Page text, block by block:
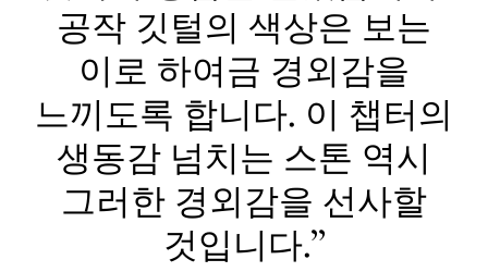
공작 깃털의 색상은 보는
이로 하여금 경외감을
느끼도록 합니다. 이 챕터의
생동감 넘치는 스톤 역시
그러한 경외감을 선사할
것입니다.”